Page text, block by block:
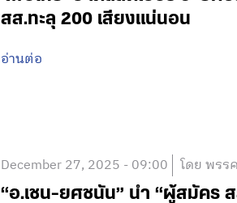
สส.ทะลุ 200 เสียงแน่นอน
อ่านต่อ
December 27, 2025 - 09:00 โดย พรร
“อ.เชน-ยศชนัน” นำ “ผู้สมัคร